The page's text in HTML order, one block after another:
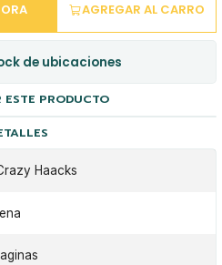
AGREGAR AL CARRO
de ubicaciones
ESTE PRODUCTO
Haacks